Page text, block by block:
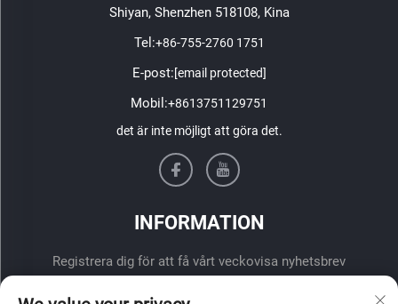
Shiyan, Shenzhen 518108, Kina
Tel:+86-755-2760 1751
E-post:[email protected]
Mobil:+8613751129751
det är inte möjligt att göra det.
INFORMATION
Registrera dig för att få vårt veckovisa nyhetsbrev